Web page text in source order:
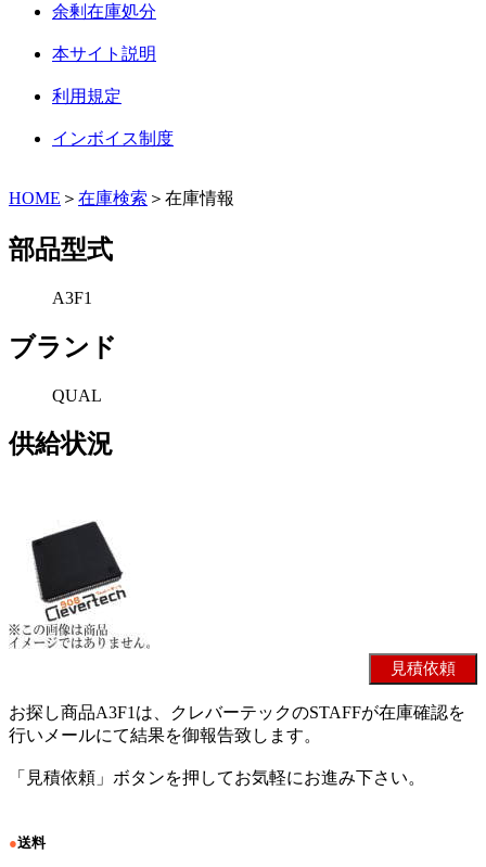
余剰在庫処分
本サイト説明
利用規定
インボイス制度
HOME ＞ 在庫検索 ＞在庫情報
部品型式
A3F1
ブランド
QUAL
供給状況
お探し商品A3F1は、クレバーテックのSTAFFが在庫確認を
行いメールにて結果を御報告致します。
「見積依頼」ボタンを押してお気軽にお進み下さい。
●送料